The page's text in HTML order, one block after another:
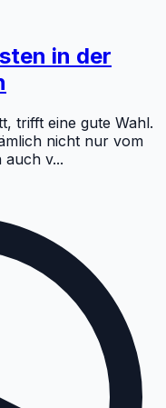
in der
trifft eine gute Wahl.
nicht nur vom
auch v...